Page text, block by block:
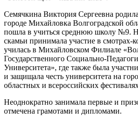
Семячкина Виктория Сергеевна
городе Михайловка Волгоградской
пошла в учиться среднюю школу №9.
скамьи принимала участие в смотрах-
училась в Михайловском Филиале
Государственного Социально-
Университета», где также была
и защищала честь университета на
областных и всероссийских
Неоднократно занимала первые и
отмечена грамотами и дипломами.